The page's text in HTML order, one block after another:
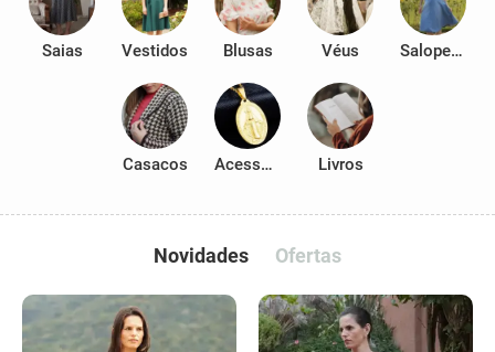
Saias Vestidos Blusas Véus Salopetes
Casacos Acessórios Livros
Novidades Ofertas